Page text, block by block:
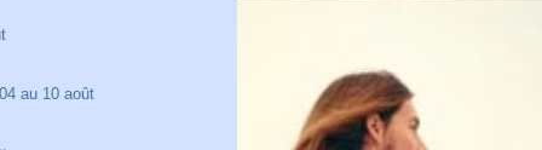
au 10 août